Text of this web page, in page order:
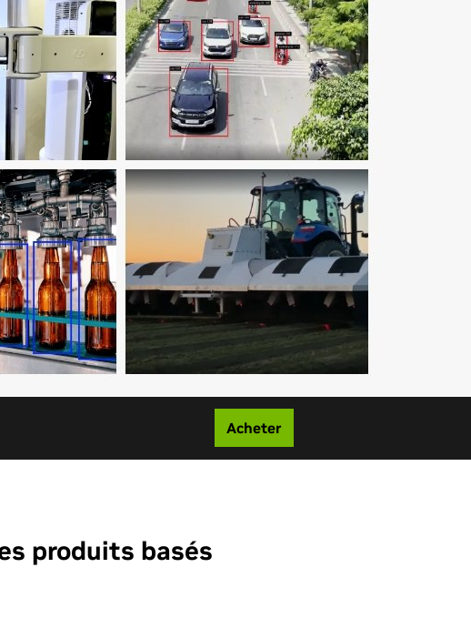
Acheter
produits basés